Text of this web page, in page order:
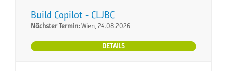
Build Copilot - CLJBC
Nächster Termin:Wien, 24.08.2026
DETAILS